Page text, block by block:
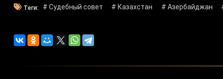
Теги: # Судебный совет # Казахстан # Азербайджан